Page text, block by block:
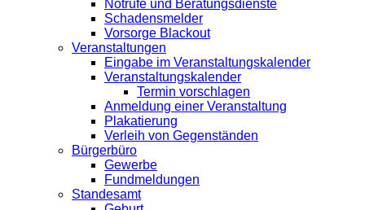
Notrufe und Beratungsdienste
Schadensmelder
Vorsorge Blackout
Veranstaltungen
Eingabe im Veranstaltungskalender
Veranstaltungskalender
Termin vorschlagen
Anmeldung einer Veranstaltung
Plakatierung
Verleih von Gegenständen
Bürgerbüro
Gewerbe
Fundmeldungen
Standesamt